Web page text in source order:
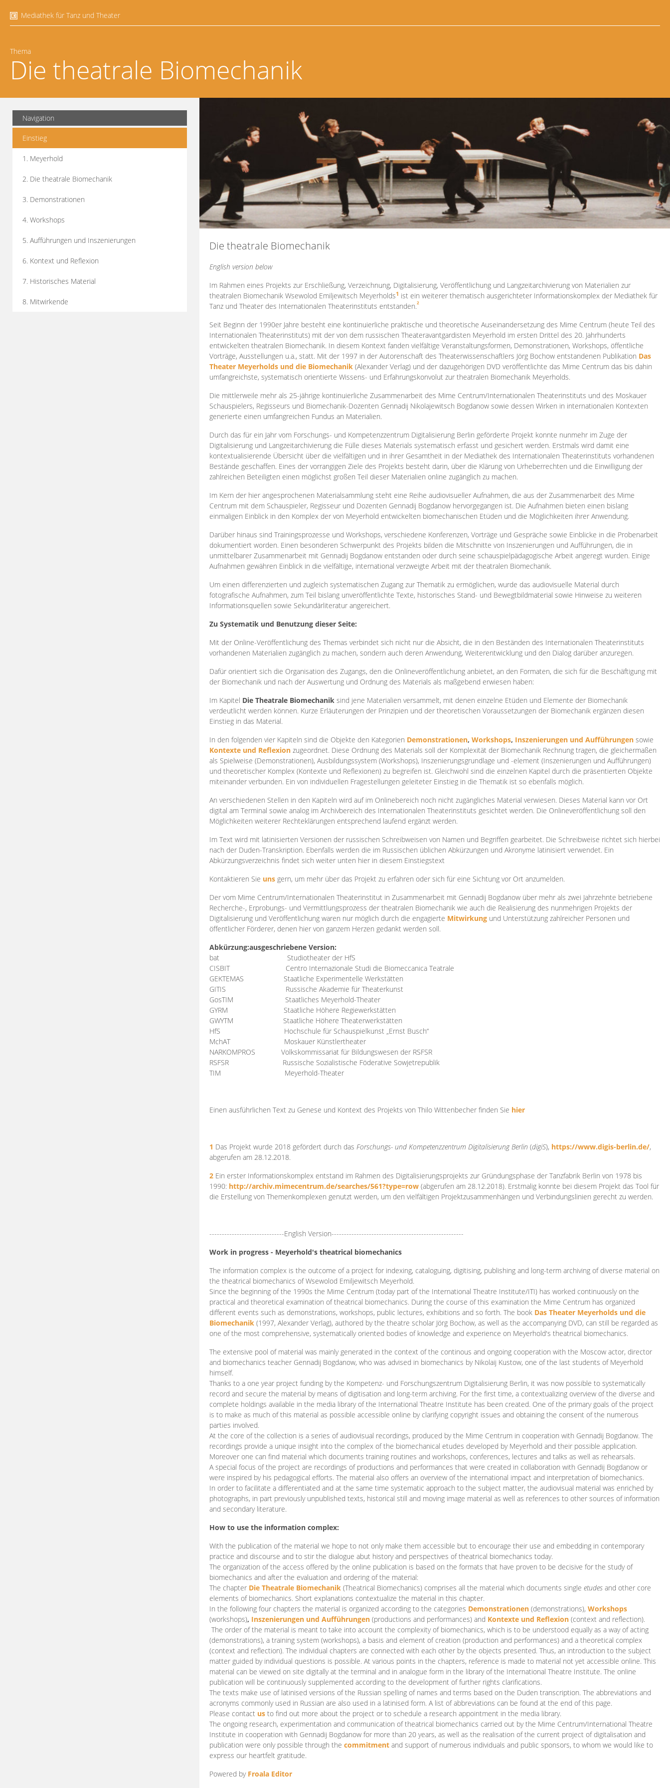
Mediathek für Tanz und Theater
Thema
Die theatrale Biomechanik
Navigation
Einstieg
1. Meyerhold
2. Die theatrale Biomechanik
3. Demonstrationen
4. Workshops
5. Aufführungen und Inszenierungen
6. Kontext und Reflexion
7. Historisches Material
8. Mitwirkende
Die theatrale Biomechanik
English version below
Im Rahmen eines Projekts zur Erschließung, Verzeichnung, Digitalisierung, Veröffentlichung und Langzeitarchivierung von Materialien zur
theatralen Biomechanik Wsewolod Emiljewitsch Meyerholds1 ist ein weiterer thematisch ausgerichteter Informationskomplex der Mediathek für
Tanz und Theater des Internationalen Theaterinstituts entstanden.2
Seit Beginn der 1990er Jahre besteht eine kontinuierliche praktische und theoretische Auseinandersetzung des Mime Centrum (heute Teil des
Internationalen Theaterinstituts) mit der von dem russischen Theateravantgardisten Meyerhold im ersten Drittel des 20. Jahrhunderts
entwickelten theatralen Biomechanik. In diesem Kontext fanden vielfältige Veranstaltungsformen, Demonstrationen, Workshops, öffentliche
Vorträge, Ausstellungen u.a., statt. Mit der 1997 in der Autorenschaft des Theaterwissenschaftlers Jörg Bochow entstandenen Publikation Das
Theater Meyerholds und die Biomechanik (Alexander Verlag) und der dazugehörigen DVD veröffentlichte das Mime Centrum das bis dahin
umfangreichste, systematisch orientierte Wissens- und Erfahrungskonvolut zur theatralen Biomechanik Meyerholds.
Die mittlerweile mehr als 25-jährige kontinuierliche Zusammenarbeit des Mime Centrum/Internationalen Theaterinstituts und des Moskauer
Schauspielers, Regisseurs und Biomechanik-Dozenten Gennadij Nikolajewitsch Bogdanow sowie dessen Wirken in internationalen Kontexten
generierte einen umfangreichen Fundus an Materialien.
Durch das für ein Jahr vom Forschungs- und Kompetenzzentrum Digitalisierung Berlin geförderte Projekt konnte nunmehr im Zuge der
Digitalisierung und Langzeitarchivierung die Fülle dieses Materials systematisch erfasst und gesichert werden. Erstmals wird damit eine
kontextualisierende Übersicht über die vielfältigen und in ihrer Gesamtheit in der Mediathek des Internationalen Theaterinstituts vorhandenen
Bestände geschaffen. Eines der vorrangigen Ziele des Projekts besteht darin, über die Klärung von Urheberrechten und die Einwilligung der
zahlreichen Beteiligten einen möglichst großen Teil dieser Materialien online zugänglich zu machen.
Im Kern der hier angesprochenen Materialsammlung steht eine Reihe audiovisueller Aufnahmen, die aus der Zusammenarbeit des Mime
Centrum mit dem Schauspieler, Regisseur und Dozenten Gennadij Bogdanow hervorgegangen ist. Die Aufnahmen bieten einen bislang
einmaligen Einblick in den Komplex der von Meyerhold entwickelten biomechanischen Etüden und die Möglichkeiten ihrer Anwendung.
Darüber hinaus sind Trainingsprozesse und Workshops, verschiedene Konferenzen, Vorträge und Gespräche sowie Einblicke in die Probenarbeit
dokumentiert worden. Einen besonderen Schwerpunkt des Projekts bilden die Mitschnitte von Inszenierungen und Aufführungen, die in
unmittelbarer Zusammenarbeit mit Gennadij Bogdanow entstanden oder durch seine schauspielpädagogische Arbeit angeregt wurden. Einige
Aufnahmen gewähren Einblick in die vielfältige, international verzweigte Arbeit mit der theatralen Biomechanik.
Um einen differenzierten und zugleich systematischen Zugang zur Thematik zu ermöglichen, wurde das audiovisuelle Material durch
fotografische Aufnahmen, zum Teil bislang unveröffentlichte Texte, historisches Stand- und Bewegtbildmaterial sowie Hinweise zu weiteren
Informationsquellen sowie Sekundärliteratur angereichert.
Zu Systematik und Benutzung dieser Seite:
Mit der Online-Veröffentlichung des Themas verbindet sich nicht nur die Absicht, die in den Beständen des Internationalen Theaterinstituts
vorhandenen Materialien zugänglich zu machen, sondern auch deren Anwendung, Weiterentwicklung und den Dialog darüber anzuregen.
Dafür orientiert sich die Organisation des Zugangs, den die Onlineveröffentlichung anbietet, an den Formaten, die sich für die Beschäftigung mit
der Biomechanik und nach der Auswertung und Ordnung des Materials als maßgebend erwiesen haben:
Im Kapitel Die Theatrale Biomechanik sind jene Materialien versammelt, mit denen einzelne Etüden und Elemente der Biomechanik
verdeutlicht werden können. Kurze Erläuterungen der Prinzipien und der theoretischen Voraussetzungen der Biomechanik ergänzen diesen
Einstieg in das Material.
In den folgenden vier Kapiteln sind die Objekte den Kategorien Demonstrationen, Workshops, Inszenierungen und Aufführungen sowie
Kontexte und Reflexion zugeordnet. Diese Ordnung des Materials soll der Komplexität der Biomechanik Rechnung tragen, die gleichermaßen
als Spielweise (Demonstrationen), Ausbildungssystem (Workshops), Inszenierungsgrundlage und -element (Inszenierungen und Aufführungen)
und theoretischer Komplex (Kontexte und Reflexionen) zu begreifen ist. Gleichwohl sind die einzelnen Kapitel durch die präsentierten Objekte
miteinander verbunden. Ein von individuellen Fragestellungen geleiteter Einstieg in die Thematik ist so ebenfalls möglich.
An verschiedenen Stellen in den Kapiteln wird auf im Onlinebereich noch nicht zugängliches Material verwiesen. Dieses Material kann vor Ort
digital am Terminal sowie analog im Archivbereich des Internationalen Theaterinstituts gesichtet werden. Die Onlineveröffentlichung soll den
Möglichkeiten weiterer Rechteklärungen entsprechend laufend ergänzt werden.
Im Text wird mit latinisierten Versionen der russischen Schreibweisen von Namen und Begriffen gearbeitet. Die Schreibweise richtet sich hierbei
nach der Duden-Transkription. Ebenfalls werden die im Russischen üblichen Abkürzungen und Akronyme latinisiert verwendet. Ein
Abkürzungsverzeichnis findet sich weiter unten hier in diesem Einstiegstext
Kontaktieren Sie uns gern, um mehr über das Projekt zu erfahren oder sich für eine Sichtung vor Ort anzumelden.
Der vom Mime Centrum/Internationalen Theaterinstitut in Zusammenarbeit mit Gennadij Bogdanow über mehr als zwei Jahrzehnte betriebene
Recherche-, Erprobungs- und Vermittlungsprozess der theatralen Biomechanik wie auch die Realisierung des nunmehrigen Projekts der
Digitalisierung und Veröffentlichung waren nur möglich durch die engagierte Mitwirkung und Unterstützung zahlreicher Personen und
öffentlicher Förderer, denen hier von ganzem Herzen gedankt werden soll.
Abkürzung:ausgeschriebene Version:
bat
Studiotheater der HfS
CISBIT
Centro Internazionale Studi die Biomeccanica Teatrale
GEKTEMAS
Staatliche Experimentelle Werkstätten
GITIS
Russische Akademie für Theaterkunst
GosTIM
Staatliches Meyerhold-Theater
GYRM
Staatliche Höhere Regiewerkstätten
GWYTM
Staatliche Höhere Theaterwerkstätten
HfS
Hochschule für Schauspielkunst „Ernst Busch“
MchAT
Moskauer Künstlertheater
NARKOMPROS
Volkskommissariat für Bildungswesen der RSFSR
RSFSR
Russische Sozialistische Föderative Sowjetrepublik
TIM Meyerhold-Theater
Einen ausführlichen Text zu Genese und Kontext des Projekts von Thilo Wittenbecher finden Sie hier
1 Das Projekt wurde 2018 gefördert durch das Forschungs- und Kompetenzzentrum DigitalisierungBerlin (digiS), https://www.digis-berlin.de/,
abgerufen am 28.12.2018.
2 Ein erster Informationskomplex entstand im Rahmen des Digitalisierungsprojekts zur Gründungsphase der Tanzfabrik Berlin von 1978 bis
1990: http://archiv.mimecentrum.de/searches/561?type=row (abgerufen am 28.12.2018). Erstmalig konnte bei diesem Projekt das Tool für
die Erstellung von Themenkomplexen genutzt werden, um den vielfältigen Projektzusammenhängen und Verbindungslinien gerecht zu werden.
------------------------------English Version-----------------------------------------------------
Work in progress - Meyerhold's theatrical biomechanics
The information complex is the outcome of a project for indexing, cataloguing, digitising, publishing and long-term archiving of diverse material on
the theatrical biomechanics of Wsewolod Emiljewitsch Meyerhold.
Since the beginning of the 1990s the Mime Centrum (today part of the International Theatre Institute/ITI) has worked continuously on the
practical and theoretical examination of theatrical biomechanics. During the course of this examination the Mime Centrum has organized
different events such as demonstrations, workshops, public lectures, exhibitions and so forth. The book Das Theater Meyerholds und die
Biomechanik (1997, Alexander Verlag), authored by the theatre scholar Jörg Bochow, as well as the accompanying DVD, can still be regarded as
one of the most comprehensive, systematically oriented bodies of knowledge and experience on Meyerhold's theatrical biomechanics.
The extensive pool of material was mainly generated in the context of the continous and ongoing cooperation with the Moscow actor, director
and biomechanics teacher Gennadij Bogdanow, who was advised in biomechanics by Nikolaij Kustow, one of the last students of Meyerhold
himself.
Thanks to a one year project funding by the Kompetenz- und Forschungszentrum Digitalisierung Berlin, it was now possible to systematically
record and secure the material by means of digitisation and long-term archiving. For the first time, a contextualizing overview of the diverse and
complete holdings available in the media library of the International Theatre Institute has been created. One of the primary goals of the project
is to make as much of this material as possible accessible online by clarifying copyright issues and obtaining the consent of the numerous
parties involved.
At the core of the collection is a series of audiovisual recordings, produced by the Mime Centrum in cooperation with Gennadij Bogdanow. The
recordings provide a unique insight into the complex of the biomechanical etudes developed by Meyerhold and their possible application.
Moreover one can find material which documents training routines and workshops, conferences, lectures and talks as well as rehearsals.
A special focus of the project are recordings of productions and performances that were created in collaboration with Gennadij Bogdanow or
were inspired by his pedagogical efforts. The material also offers an overview of the international impact and interpretation of biomechanics.
In order to facilitate a differentiated and at the same time systematic approach to the subject matter, the audiovisual material was enriched by
photographs, in part previously unpublished texts, historical still and moving image material as well as references to other sources of information
and secondary literature.
How to use the information complex:
With the publication of the material we hope to not only make them accessible but to encourage their use and embedding in contemporary
practice and discourse and to stir the dialogue abut history and perspectives of theatrical biomechanics today.
The organization of the access offered by the online publication is based on the formats that have proven to be decisive for the study of
biomechanics and after the evaluation and ordering of the material:
The chapter Die Theatrale Biomechanik (Theatrical Biomechanics) comprises all the material which documents single etudes and other core
elements of biomechanics. Short explanations contextualize the material in this chapter.
In the following four chapters the material is organized according to the categories Demonstrationen (demonstrations), Workshops
(workshops), Inszenierungen und Aufführungen (productions and performances) and Kontexte und Reflexion (context and reflection).
The order of the material is meant to take into account the complexity of biomechanics, which is to be understood equally as a way of acting
(demonstrations), a training system (workshops), a basis and element of creation (production and performances) and a theoretical complex
(context and reflection). The individual chapters are connected with each other by the objects presented. Thus, an introduction to the subject
matter guided by individual questions is possible. At various points in the chapters, reference is made to material not yet accessible online. This
material can be viewed on site digitally at the terminal and in analogue form in the library of the International Theatre Institute. The online
publication will be continuously supplemented according to the development of further rights clarifications.
The texts make use of latinised versions of the Russian spelling of names and terms based on the Duden transcription. The abbreviations and
acronyms commonly used in Russian are also used in a latinised form. A list of abbreviations can be found at the end of this page.
Please contact us to find out more about the project or to schedule a research appointment in the media library.
The ongoing research, experimentation and communication of theatrical biomechanics carried out by the Mime Centrum/International Theatre
Institute in cooperation with Gennadij Bogdanow for more than 20 years, as well as the realisation of the current project of digitalisation and
publication were only possible through the commitment and support of numerous individuals and public sponsors, to whom we would like to
express our heartfelt gratitude.
Powered by Froala Editor